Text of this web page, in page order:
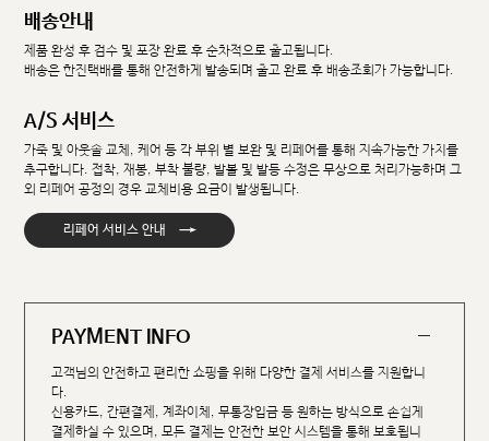
배송안내
제품 완성 후 검수 및 포장 완료 후 순차적으로 출고됩니다.
배송은 한진택배를 통해 안전하게 발송되며 출고 완료 후 배송조회가 가능합니다.
A/S 서비스
가죽 및 아웃솔 교체, 케어 등 각 부위 별 보완 및 리페어를 통해 지속가능한 가치를
추구합니다. 접착, 재봉, 부착 불량, 발볼 및 발등 수정은 무상으로 처리가능하며 그
외 리페어 공정의 경우 교체비용 요금이 발생됩니다.
리페어 서비스 안내 →
PAYMENT INFO
고객님의 안전하고 편리한 쇼핑을 위해 다양한 결제 서비스를 지원합니
다.
신용카드, 간편결제, 계좌이체, 무통장입금 등 원하는 방식으로 손쉽게
결제하실 수 있으며, 모든 결제는 안전한 보안 시스템을 통해 보호됩니